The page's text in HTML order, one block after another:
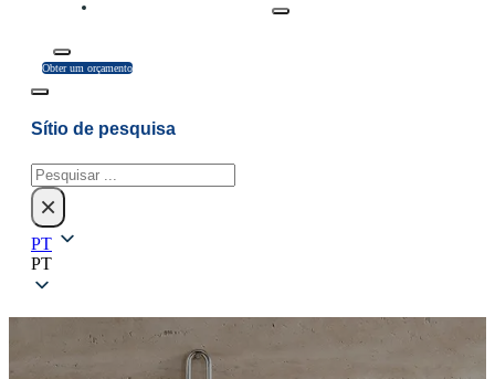
Obter um orçamento
Sítio de pesquisa
Pesquisar
×
PT
PT